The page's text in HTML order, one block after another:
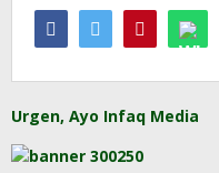
Urgen, Ayo Infaq Media